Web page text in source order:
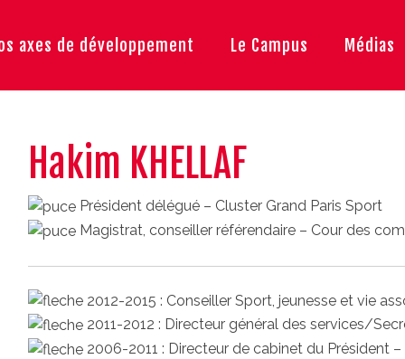
axes de développement Le Campus Médias
Hakim KHELLAF
Président délégué – Cluster Grand Paris Sport
Magistrat, conseiller référendaire – Cour des
2012-2015 : Conseiller Sport, jeunesse et vie
2011-2012 : Directeur général des services/
2006-2011 : Directeur de cabinet du Président –